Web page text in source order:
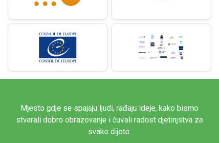
Mjesto gdje se spajaju ljudi, rađaju ideje, kako bismo
stvarali dobro obrazovanje i čuvali radost djetinjstva za
svako dijete.